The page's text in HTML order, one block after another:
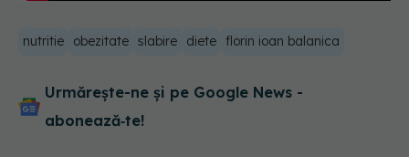
nutritie obezitate slabire diete florin ioan balanica
Urmărește-ne și pe Google News -
abonează‑te!